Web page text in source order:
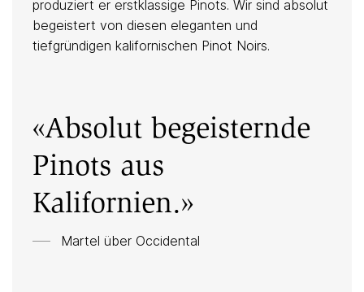
naturnah
Vegan
produziert er erstklassige Pinots. Wir sind absolut
begeistert von diesen eleganten und
tiefgründigen kalifornischen Pinot Noirs.
«Absolut begeisternde
Pinots aus
Kalifornien.»
Martel über Occidental